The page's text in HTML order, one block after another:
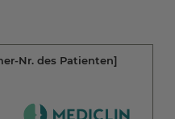
Nr. des Patienten]